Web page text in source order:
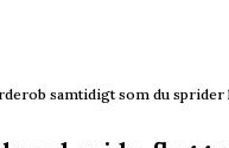
samtidigt som du sprider